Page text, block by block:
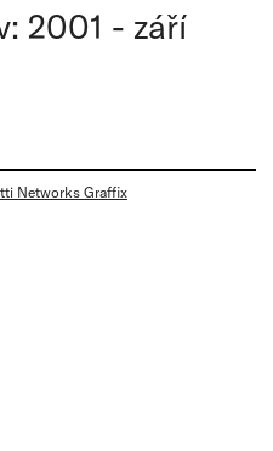
2001 - září
Networks Graffix